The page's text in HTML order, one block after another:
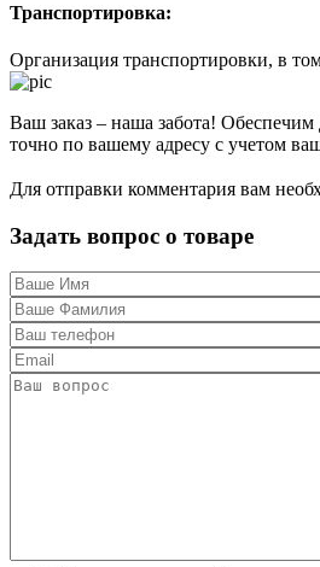
Транспортировка:
Организация транспортировки, в
Ваш заказ – наша забота! Обеспечим
точно по вашему адресу с учетом
Для отправки комментария вам
Задать вопрос о товаре